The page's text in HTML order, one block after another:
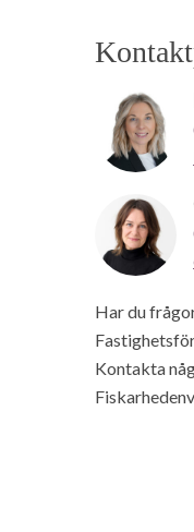
Har du
Kontakta